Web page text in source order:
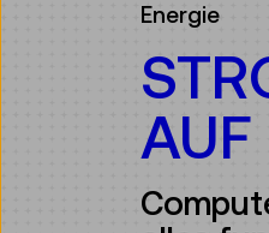
Energie
AUF